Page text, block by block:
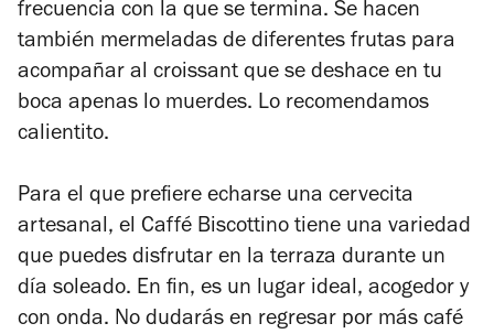
frecuencia con la que se termina. Se hacen
también mermeladas de diferentes frutas para
acompañar al croissant que se deshace en tu
boca apenas lo muerdes. Lo recomendamos
calientito.
Para el que prefiere echarse una cervecita
artesanal, el Caffé Biscottino tiene una variedad
que puedes disfrutar en la terraza durante un
día soleado. En fin, es un lugar ideal, acogedor y
con onda. No dudarás en regresar por más café